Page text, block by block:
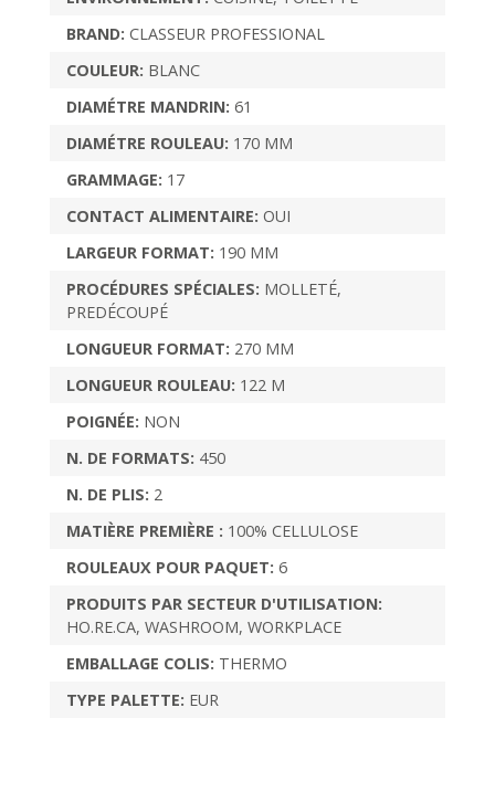
BRAND: CLASSEUR PROFESSIONAL
COULEUR: BLANC
DIAMÉTRE MANDRIN: 61
DIAMÉTRE ROULEAU: 170 MM
GRAMMAGE: 17
CONTACT ALIMENTAIRE: OUI
LARGEUR FORMAT: 190 MM
PROCÉDURES SPÉCIALES: MOLLETÉ,
PREDÉCOUPÉ
LONGUEUR FORMAT: 270 MM
LONGUEUR ROULEAU: 122 M
POIGNÉE: NON
N. DE FORMATS: 450
N. DE PLIS: 2
MATIÈRE PREMIÈRE : 100% CELLULOSE
ROULEAUX POUR PAQUET: 6
PRODUITS PAR SECTEUR D'UTILISATION:
HO.RE.CA, WASHROOM, WORKPLACE
EMBALLAGE COLIS: THERMO
TYPE PALETTE: EUR